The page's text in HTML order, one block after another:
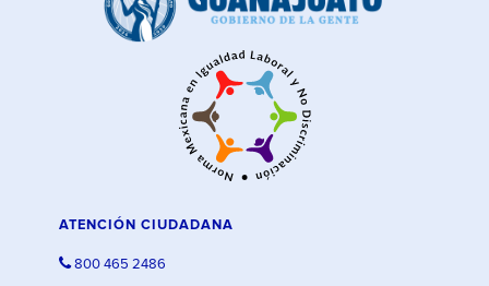
ATENCIÓN CIUDADANA
800 465 2486